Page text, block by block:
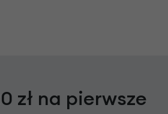
zł na pierwsze